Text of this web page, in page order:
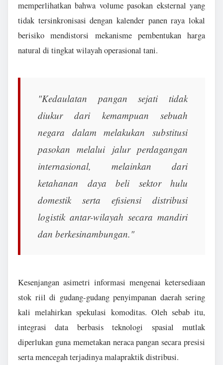
memperlihatkan bahwa volume pasokan eksternal yang
tidak tersinkronisasi dengan kalender panen raya lokal
berisiko mendistorsi mekanisme pembentukan harga
natural di tingkat wilayah operasional tani.
"Kedaulatan pangan sejati tidak
diukur dari kemampuan sebuah
negara dalam melakukan substitusi
pasokan melalui jalur perdagangan
internasional, melainkan dari
ketahanan daya beli sektor hulu
domestik serta efisiensi distribusi
logistik antar-wilayah secara mandiri
dan berkesinambungan."
Kesenjangan asimetri informasi mengenai ketersediaan
stok riil di gudang-gudang penyimpanan daerah sering
kali melahirkan spekulasi komoditas. Oleh sebab itu,
integrasi data berbasis teknologi spasial mutlak
diperlukan guna memetakan neraca pangan secara presisi
serta mencegah terjadinya malapraktik distribusi.